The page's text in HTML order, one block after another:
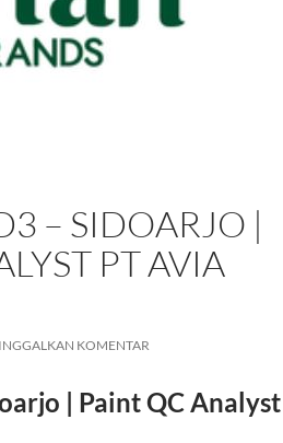
– SIDOARJO |
PT AVIA
KOMENTAR
| Paint QC Analyst